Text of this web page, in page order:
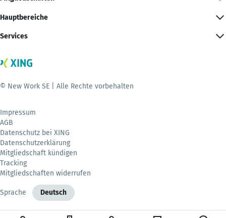
Hauptbereiche
Services
© New Work SE | Alle Rechte vorbehalten
Impressum
AGB
Datenschutz bei XING
Datenschutzerklärung
Mitgliedschaft kündigen
Tracking
Mitgliedschaften widerrufen
Sprache Deutsch